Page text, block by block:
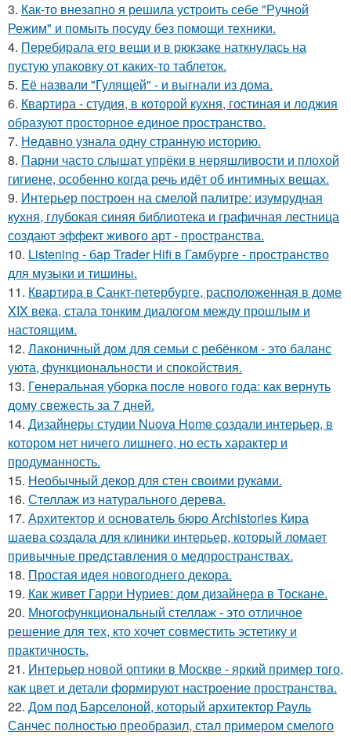
3. Как-то внезапно я решила устроить себе "Ручной
Режим" и помыть посуду без помощи техники.
4. Перебирала его вещи и в рюкзаке наткнулась на
пустую упаковку от каких-то таблеток.
5. Её назвали "Гулящей" - и выгнали из дома.
6. Квартира - студия, в которой кухня, гостиная и лоджия
образуют просторное единое пространство.
7. Недавно узнала одну странную историю.
8. Парни часто слышат упрёки в неряшливости и плохой
гигиене, особенно когда речь идёт об интимных вещах.
9. Интерьер построен на смелой палитре: изумрудная
кухня, глубокая синяя библиотека и графичная лестница
создают эффект живого арт - пространства.
10. Listening - бар Trader Hifi в Гамбурге - пространство
для музыки и тишины.
11. Квартира в Санкт-петербурге, расположенная в доме
XIX века, стала тонким диалогом между прошлым и
настоящим.
12. Лаконичный дом для семьи с ребёнком - это баланс
уюта, функциональности и спокойствия.
13. Генеральная уборка после нового года: как вернуть
дому свежесть за 7 дней.
14. Дизайнеры студии Nuova Home создали интерьер, в
котором нет ничего лишнего, но есть характер и
продуманность.
15. Необычный декор для стен своими руками.
16. Стеллаж из натурального дерева.
17. Архитектор и основатель бюро Archistories Кира
шаева создала для клиники интерьер, который ломает
привычные представления о медпространствах.
18. Простая идея новогоднего декора.
19. Как живет Гарри Нуриев: дом дизайнера в Тоскане.
20. Многофункциональный стеллаж - это отличное
решение для тех, кто хочет совместить эстетику и
практичность.
21. Интерьер новой оптики в Москве - яркий пример того,
как цвет и детали формируют настроение пространства.
22. Дом под Барселоной, который архитектор Рауль
Санчес полностью преобразил, стал примером смелого